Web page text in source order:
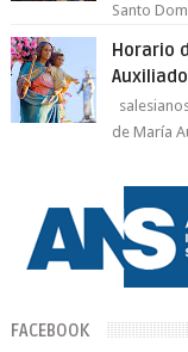
Santo
Horario
de María
FACEBOOK